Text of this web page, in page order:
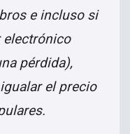
e incluso si
electrónico
pérdida),
el precio